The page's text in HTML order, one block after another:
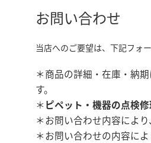
お問い合わせ
当店へのご要望は、下記フォ
＊商品の詳細・在庫・納
す。
＊ ピペット・機器の点検
＊お問い合わせ内容によ
＊お問い合わせの内容に